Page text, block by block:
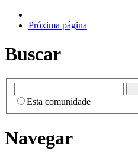
Próxima página
Buscar
Esta comunidade
Navegar